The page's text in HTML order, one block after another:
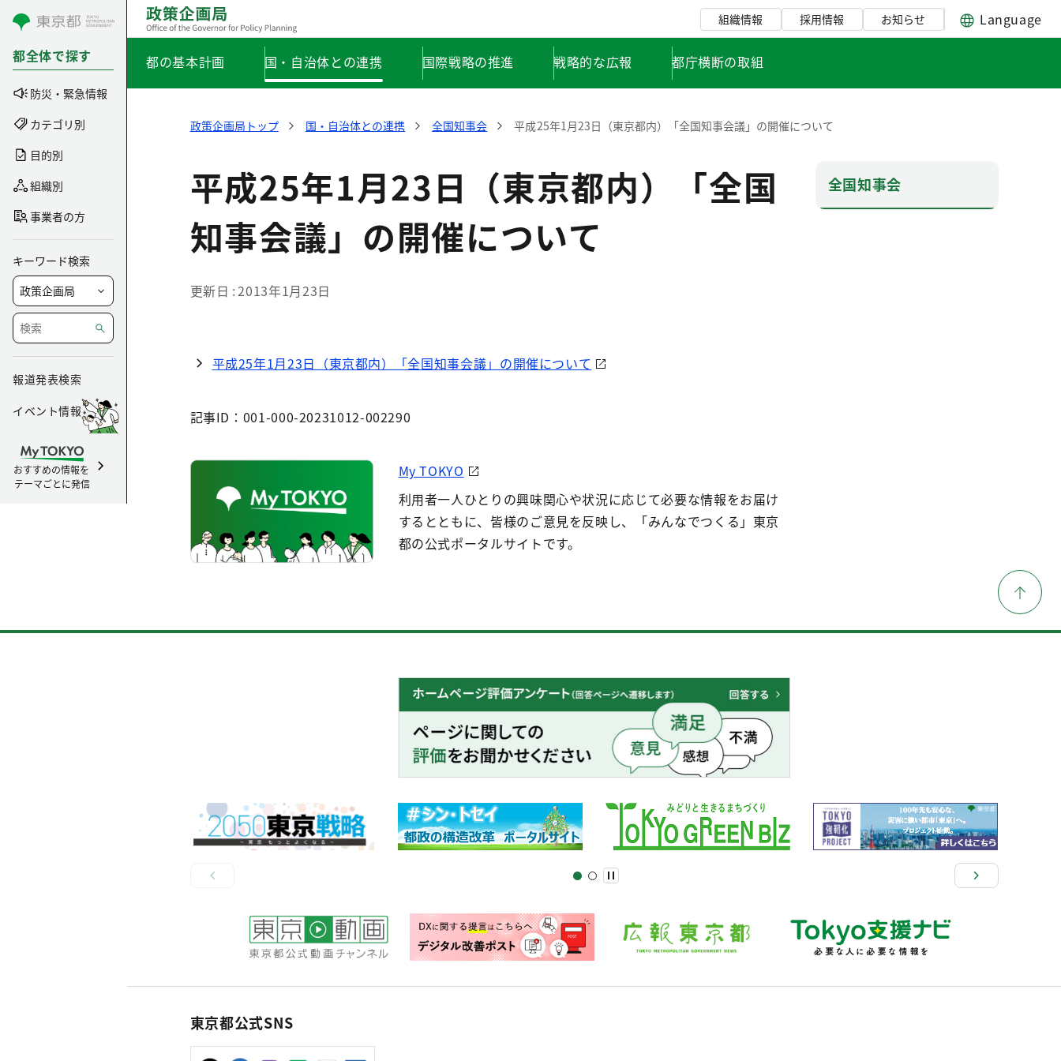
コンテンツにスキップ
都全体で探す
防災・緊急情報
カテゴリ別
目的別
組織別
事業者の方
キーワード検索
報道発表検索
イベント情報
おすすめの情報を
テーマごとに発信
組織情報 採用情報 お知らせ Language
都の基本計画 国・自治体との連携 国際戦略の推進 戦略的な広報 都庁横断の取組
政策企画局トップ 国・自治体との連携 全国知事会 平成25年1月23日（東京都内）「全国知事会議」の開催について
平成25年1月23日（東京都内）「全国
知事会議」の開催について
更新日 2013年1月23日
平成25年1月23日（東京都内）「全国知事会議」の開催について
記事ID：001-000-20231012-002290
My TOKYO
利用者一人ひとりの興味関心や状況に応じて必要な情報をお届け
するとともに、皆様のご意見を反映し、「みんなでつくる」東京
都の公式ポータルサイトです。
全国知事会
東京都公式SNS